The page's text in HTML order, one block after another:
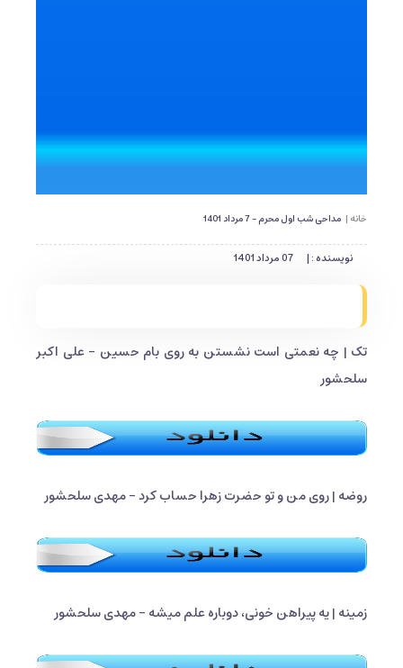
خانه | مداحی شب اول محرم - 7 مرداد 1401
نویسنده : | 07 مرداد 1401
تک | چه نعمتی است نشستن به روی بام حسین - علی اکبر
سلحشور
روضه |‌ روی من و تو حضرت زهرا حساب کرد - مهدی سلحشور
زمینه | یه پیراهن خونی، دوباره علم میشه - مهدی سلحشور